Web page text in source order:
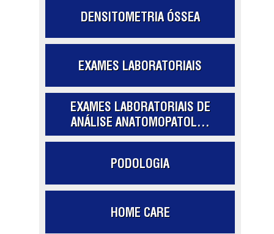
DENSITOMETRIA ÓSSEA
EXAMES LABORATORIAIS
EXAMES LABORATORIAIS DE
ANÁLISE ANATOMOPATOL...
PODOLOGIA
HOME CARE